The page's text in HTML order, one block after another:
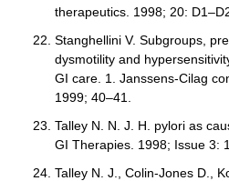
therapeutics. 1998; 20:
Stanghellini V. Subgroups,
dysmotility and
GI care. 1. Janssens-Cilag
1999; 40–41.
Talley N. N. J. H. pylori as
GI Therapies. 1998; Issue 3:
Talley N. J., Colin-Jones D.,